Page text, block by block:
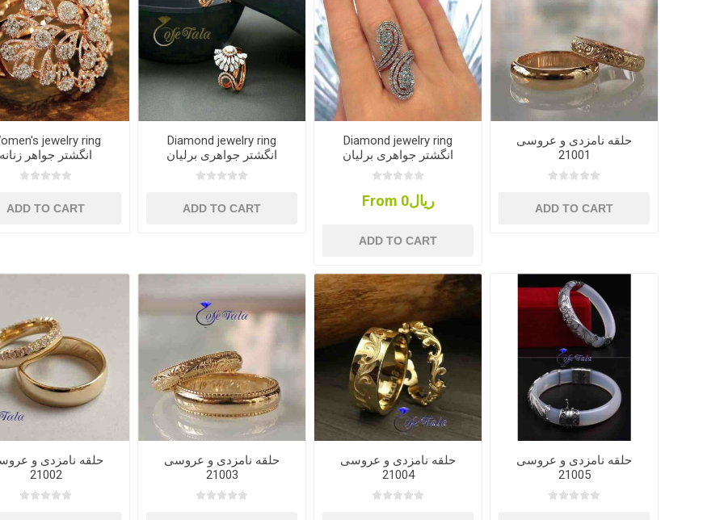
jewelry ring
انگشتر جواهر زنانه
ADD TO CART
Diamond jewelry ring
انگشتر جواهری برلیان
ADD TO CART
Diamond jewelry ring
انگشتر جواهری برلیان
From ریال0
ADD TO CART
حلقه نامزدی و عروسی
21001
ADD TO CART
حلقه نامزدی و
21002
حلقه نامزدی و عروسی
21003
حلقه نامزدی و عروسی
21004
حلقه نامزدی و عروسی
21005